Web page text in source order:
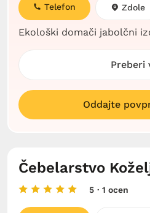
Ekološki domači jabolčni
Telefon Zdole
Preberi
Oddajte
Čebelarstvo
5 · 1 ocen